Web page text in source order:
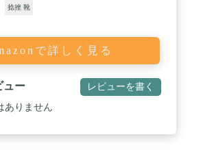
Chefal足サポーターは仕事・家事・
、日常生活での移動や仕事時など、
加え日常生活でも使用出来る足首固
す。 / 【子供用から大人用までの5
サイズ：XSサイズ：21.5～22cm・S
・Mサイズ：24.5～26cm・Lサ
・XLサイズ：28.5～29.5cm。幅
捻挫 靴
で詳しく見る
ュー レビューを書く
ありません